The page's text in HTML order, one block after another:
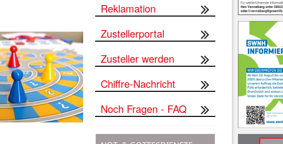
Reklamation
Zustellerportal
Zusteller werden
Chiffre-Nachricht
Noch Fragen - FAQ